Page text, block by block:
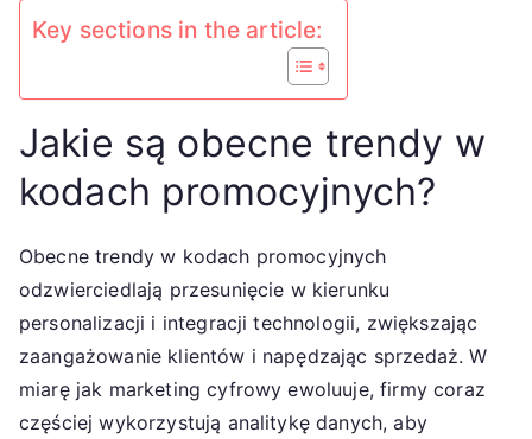
Key sections in the article:
Jakie są obecne trendy w
kodach promocyjnych?
Obecne trendy w kodach promocyjnych
odzwierciedlają przesunięcie w kierunku
personalizacji i integracji technologii, zwiększając
zaangażowanie klientów i napędzając sprzedaż. W
miarę jak marketing cyfrowy ewoluuje, firmy coraz
częściej wykorzystują analitykę danych, aby